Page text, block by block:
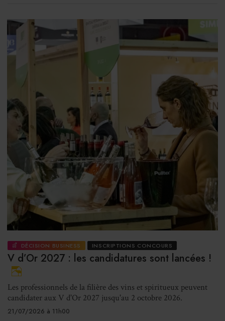
DÉCISION BUSINESS INSCRIPTIONS CONCOURS
V d’Or 2027 : les candidatures sont lancées !
Les professionnels de la filière des vins et spiritueux peuvent
candidater aux V d'Or 2027 jusqu'au 2 octobre 2026.
21/07/2026 à 11h00